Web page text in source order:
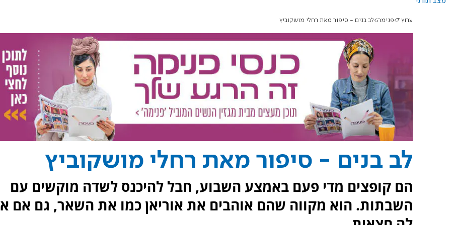
ערוץ 7 פנימה לב בנים - סיפור מאת רחלי מושקוביץ
לב בנים - סיפור מאת רחלי מושקוביץ
הם קופצים מדי פעם באמצע השבוע, חבל להיכנס לשדה מוקשים עם
השבתות. הוא מקווה שהם אוהבים את אוריאן כמו את השאר, גם אם